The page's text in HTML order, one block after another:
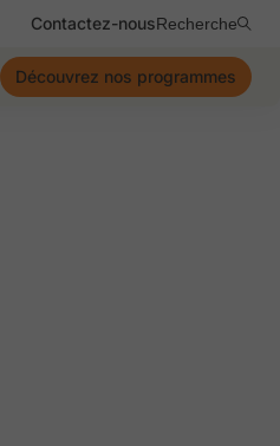
Contactez-nousRecherche
Découvrez nos programmes